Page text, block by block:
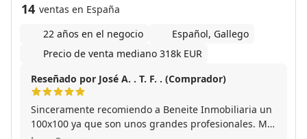
14 ventas en España
22 años en el negocio
Español, Gallego
Precio de venta mediano 318k EUR
Reseñado por José A. . T. F. . (Comprador)
Sinceramente recomiendo a Beneite Inmobiliaria un
100x100 ya que son unos grandes profesionales. Me